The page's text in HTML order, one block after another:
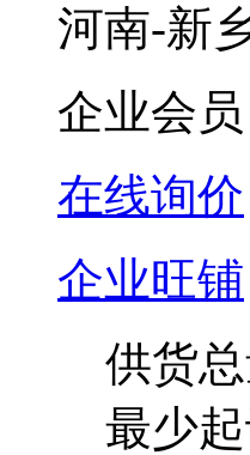
河南-新
企业会员
在线询价
企业旺铺
供货
最少